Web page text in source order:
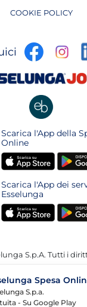
COOKIE POLICY
apre
una
pagina
in
una
nuova
pagina
Scarica l'App della
Online
apre
in
una
nuova
pagina
apre
in
una
nuova
Scarica l'App dei
Esselunga
apre
in
nuova
apre
in
nuova
S.p.A. Tutti i
Spesa
S.p.a.
- Su Google Play